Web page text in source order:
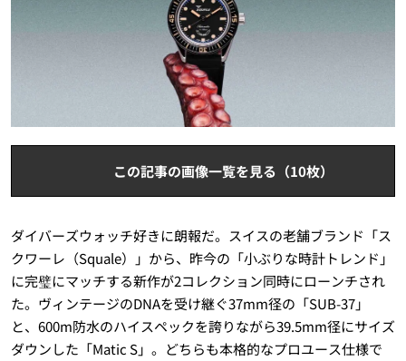
この記事の画像一覧を見る（10枚）
ダイバーズウォッチ好きに朗報だ。スイスの老舗ブランド「ス
クワーレ（Squale）」から、昨今の「小ぶりな時計トレンド」
に完璧にマッチする新作が2コレクション同時にローンチされ
た。ヴィンテージのDNAを受け継ぐ37mm径の「SUB-37」
と、600m防水のハイスペックを誇りながら39.5mm径にサイズ
ダウンした「Matic S」。どちらも本格的なプロユース仕様で